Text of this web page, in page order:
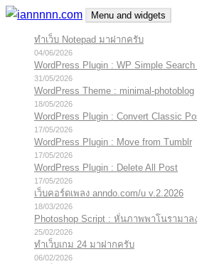
Skip
content
iannnnn.com
ความจริงมีสองด้าน คือจริงของมึง กับจ
Menu and widgets
ทำเว็บ Notepad มาฝากครับ
04/06/2026
WordPress Plugin : WP Simple Search
31/05/2026
WordPress Theme : minimal-photoblog
18/05/2026
WordPress Plugin : Convert Classic
17/05/2026
WordPress Plugin : Move from Tumblr
17/05/2026
WordPress Plugin : Delete All Post
17/05/2026
เว็บคอร์ดเพลง anndo.com/u v.2.2026
18/03/2026
Photoshop Script : หั่นภาพพาโนรามาล
25/02/2026
ทำเว็บเกม 24 มาฝากครับ
06/02/2026